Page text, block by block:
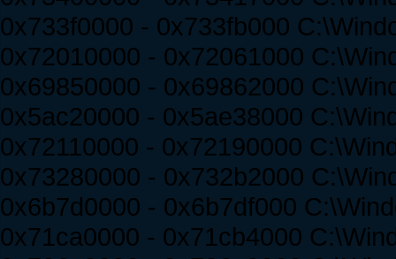
0x733f0000 - 0x733fb000
0x72010000 - 0x72061000
0x69850000 - 0x69862000
0x5ac20000 - 0x5ae38000
0x72110000 - 0x72190000
0x73280000 - 0x732b2000
0x6b7d0000 - 0x6b7df000
0x71ca0000 - 0x71cb4000